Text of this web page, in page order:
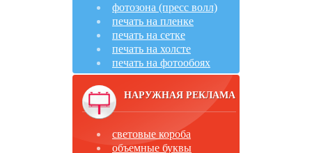
фотозона (пресс волл)
печать на пленке
печать на сетке
печать на холсте
печать на фотообоях
НАРУЖНАЯ РЕКЛАМА
световые короба
объемные буквы